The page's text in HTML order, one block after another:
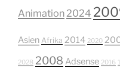
Animation 2024
Asien Afrika 2014 2020
2028 2008 Adsense 2016